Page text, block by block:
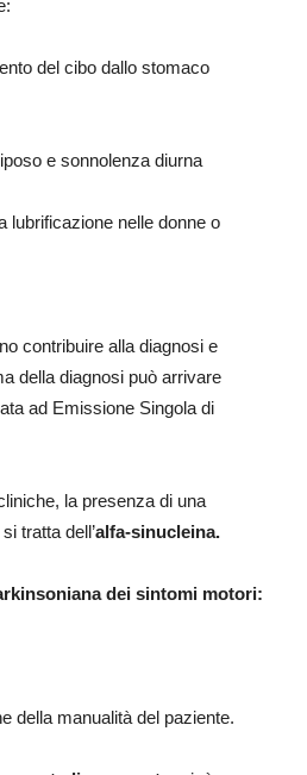
del cibo dallo stomaco
e sonnolenza diurna
lubrificazione nelle donne o
contribuire alla diagnosi e
della diagnosi può arrivare
ad Emissione Singola di
la presenza di una
tratta dell’alfa-sinucleina.
dei sintomi motori:
della manualità del paziente.